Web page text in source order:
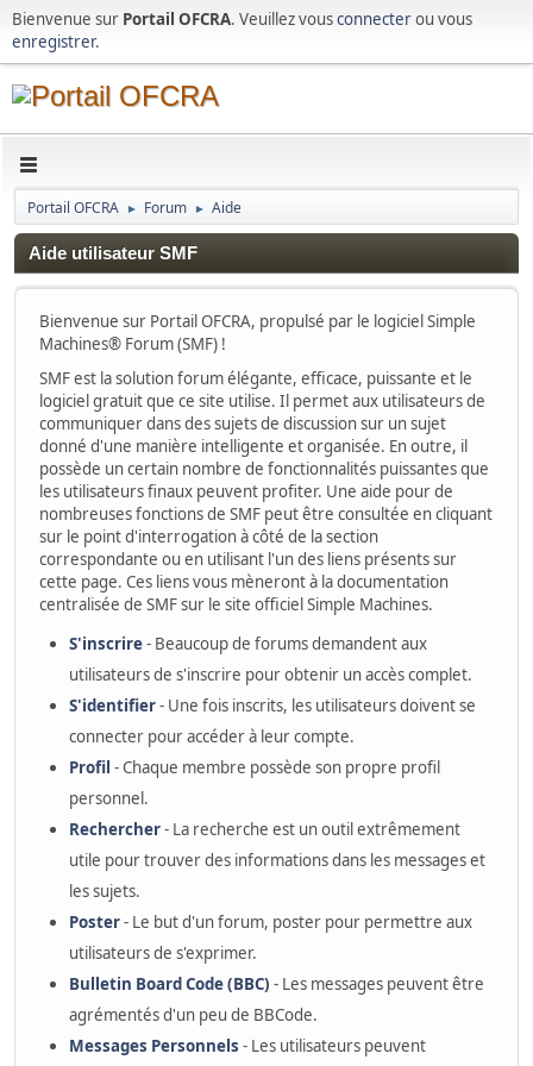
Bienvenue sur Portail OFCRA. Veuillez vousconnecterou vous
enregistrer.
Portail OFCRA ► Forum ► Aide
Aide utilisateur SMF
Bienvenue sur Portail OFCRA, propulsé par le logiciel Simple
Machines® Forum (SMF) !
SMF est la solution forum élégante, efficace, puissante et le
logiciel gratuit que ce site utilise. Il permet aux utilisateurs de
communiquer dans des sujets de discussion sur un sujet
donné d'une manière intelligente et organisée. En outre, il
possède un certain nombre de fonctionnalités puissantes que
les utilisateurs finaux peuvent profiter. Une aide pour de
nombreuses fonctions de SMF peut être consultée en cliquant
sur le point d'interrogation à côté de la section
correspondante ou en utilisant l'un des liens présents sur
cette page. Ces liens vous mèneront à la documentation
centralisée de SMF sur le site officiel Simple Machines.
S'inscrire- Beaucoup de forums demandent aux
utilisateurs de s'inscrire pour obtenir un accès complet.
S'identifier- Une fois inscrits, les utilisateurs doivent se
connecter pour accéder à leur compte.
Profil - Chaque membre possède son propre profil
personnel.
Rechercher- La recherche est un outil extrêmement
utile pour trouver des informations dans les messages et
les sujets.
Poster- Le but d'un forum, poster pour permettre aux
utilisateurs de s'exprimer.
Bulletin Board Code (BBC) - Les messages peuvent être
agrémentés d'un peu de BBCode.
Messages Personnels - Les utilisateurs peuvent